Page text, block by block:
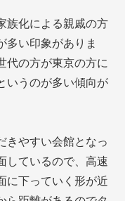
族化による親戚の方
多い印象がありま
代の方が東京の方に
いうのが多い傾向が
きやすい会館となっ
しているので、高速
に下っていく形が近